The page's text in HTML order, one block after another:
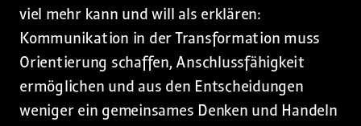
viel mehr kann und will als erklären:
Kommunikation in der Transformation muss
Orientierung schaffen, Anschlussfähigkeit
ermöglichen und aus den Entscheidungen
weniger ein gemeinsames Denken und Handeln